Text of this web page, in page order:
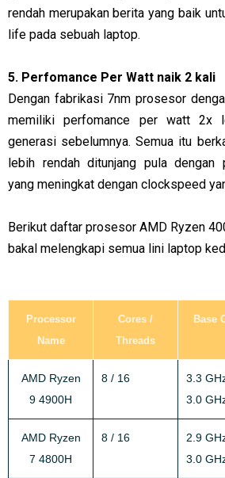
rendah merupakan berita yang baik
life pada sebuah laptop.
5. Perfomance Per Watt naik 2 kali
Dengan fabrikasi 7nm prosesor
memiliki perfomance per watt 2x
generasi sebelumnya. Semua itu
lebih rendah ditunjang pula dengan
yang meningkat dengan clockspeed
Berikut daftar prosesor AMD Ryzen
bakal melengkapi semua lini laptop
Processor
Name
Cores /
Threads
Base
AMD Ryzen
9 4900H
8 / 16
3.3
3.0
AMD Ryzen
7 4800H
8 / 16
2.9
3.0